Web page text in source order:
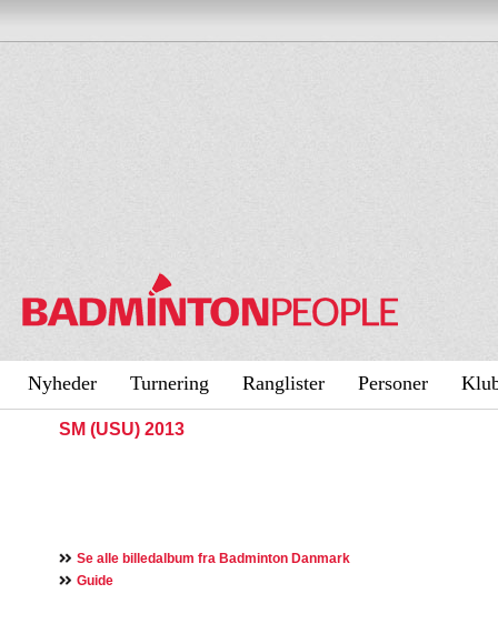
Nyheder Turnering Ranglister Personer
SM (USU) 2013
Se alle billedalbum fra Badminton Danmark
Guide